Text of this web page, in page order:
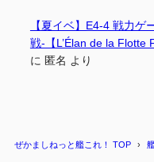
【夏イベ】E4-4 戦力
戦-【L’Élan de la Flotte
に 匿名 より
ぜかましねっと艦これ！ TOP